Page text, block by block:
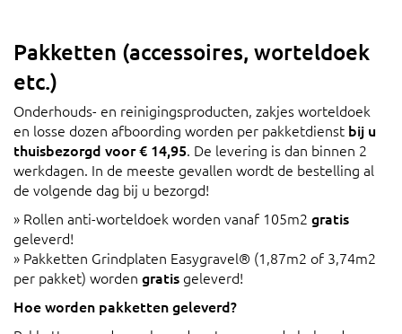
Pakketten (accessoires, worteldoek
etc.)
Onderhouds- en reinigingsproducten, zakjes worteldoek
en losse dozen afboording worden per pakketdienst bij u
thuisbezorgd voor € 14,95. De levering is dan binnen 2
werkdagen. In de meeste gevallen wordt de bestelling al
de volgende dag bij u bezorgd!
» Rollen anti-worteldoek worden vanaf 105m2 gratis
geleverd!
» Pakketten Grindplaten Easygravel® (1,87m2 of 3,74m2
per pakket) worden gratis geleverd!
Hoe worden pakketten geleverd?